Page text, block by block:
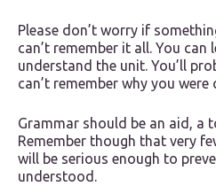
Please don’t worry if
can’t remember it all. You can
understand the unit. You’ll
can’t remember why you were
Grammar should be an aid, a
Remember though that very
will be serious enough to
understood.